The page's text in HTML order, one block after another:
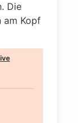
Die
am Kopf